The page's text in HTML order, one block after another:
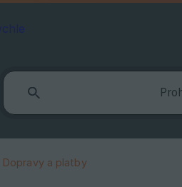
Dopravy a platby